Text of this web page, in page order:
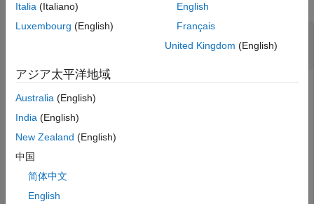
map 関数でキーと値のペアを KeyValueStore に
次の map 関数は、関数addを使用してキーと値のペアを中
間のKeyValueStore
つ追加します。
    sumLenKey =
Italia (Italiano)
Luxembourg (English)
English
Français
United Kingdom (English)
アジア太平洋地域
Australia (English)
India (English)
New Zealand (English)
中国
简体中文
English